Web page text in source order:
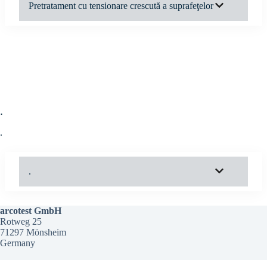
Pretratament cu tensionare crescută a suprafeţelor
.
.
.
arcotest GmbH
Rotweg 25
71297 Mönsheim
Germany